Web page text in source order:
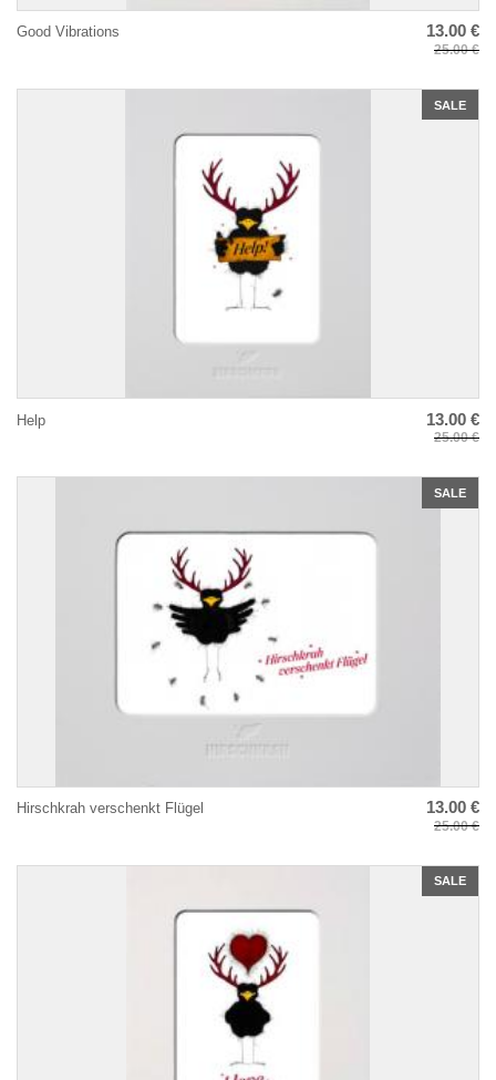
Good Vibrations 13.00 €
25.00 €
SALE
Help 13.00 €
25.00 €
SALE
Hirschkrah verschenkt Flügel 13.00 €
25.00 €
SALE